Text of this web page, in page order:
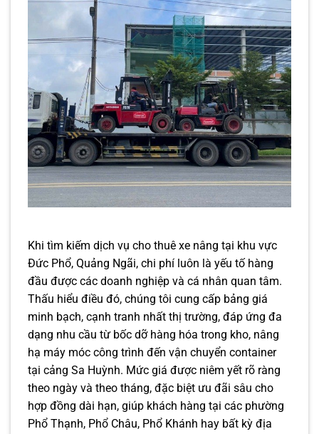
Khi tìm kiếm dịch vụ cho thuê xe nâng tại khu vực
Đức Phổ, Quảng Ngãi, chi phí luôn là yếu tố hàng
đầu được các doanh nghiệp và cá nhân quan tâm.
Thấu hiểu điều đó, chúng tôi cung cấp bảng giá
minh bạch, cạnh tranh nhất thị trường, đáp ứng đa
dạng nhu cầu từ bốc dỡ hàng hóa trong kho, nâng
hạ máy móc công trình đến vận chuyển container
tại cảng Sa Huỳnh. Mức giá được niêm yết rõ ràng
theo ngày và theo tháng, đặc biệt ưu đãi sâu cho
hợp đồng dài hạn, giúp khách hàng tại các phường
Phổ Thạnh, Phổ Châu, Phổ Khánh hay bất kỳ địa